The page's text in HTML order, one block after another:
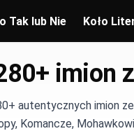
Tak lub Nie Koło
imion
autentycznych imion
Komancze,